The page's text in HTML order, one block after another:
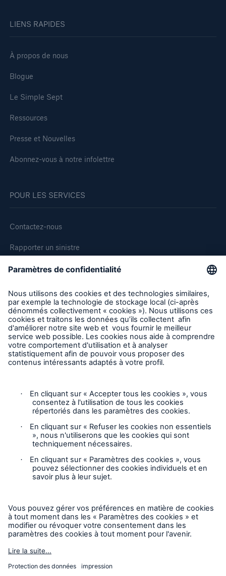
LIENS RAPIDES
À propos de nous
Blogue
Le Simple Sept
Ressources
Presse et Nouvelles
Abonnez-vous à notre infolettre
POUR LES SERVICES
Contactez-nous
Rapporter un sinistre
Demande de soumission d'assurance - Bris des équipments
Demander une inspection
Suivre HSB Canada
Vie privée
Mentions légales
Responsable des plaintes
Paramètres des cookies
Mode accessibilité
© 2026 La Compagnie d’Inspection et d’Assurance
HSB. Tous droits réservés. Ce contenu est destiné